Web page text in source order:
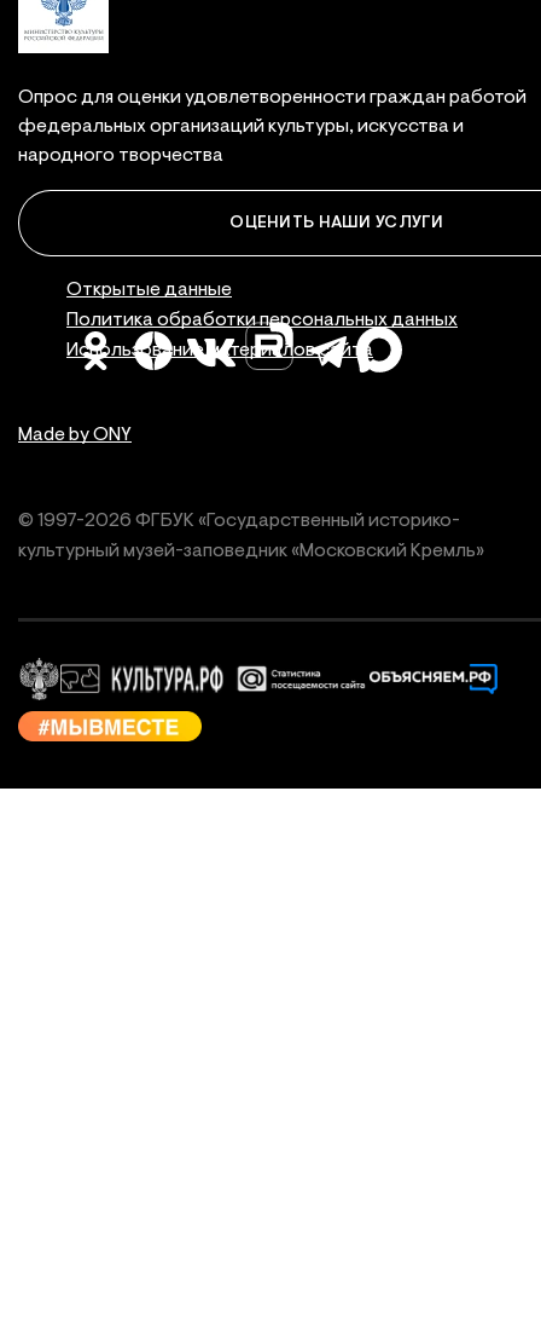
Опрос для оценки удовлетворенности граждан работой
федеральных организаций культуры, искусства и
народного творчества
ОЦЕНИТЬ НАШИ УСЛУГИ
Made by ONY
© 1997-2026 ФГБУК «Государственный историко-
культурный музей-заповедник «Московский Кремль»
Правовая
Открытые данные
Политика обработки персональных данных
Использование материалов сайта